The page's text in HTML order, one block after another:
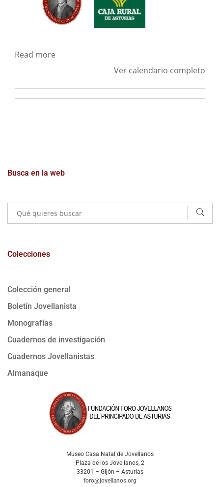
Busca en la web
Colecciones
Colección general
Boletín Jovellanista
Monografías
Cuadernos de investigación
Cuadernos Jovellanistas
Almanaque
Read more
Ver calendario completo
Museo Casa Natal de Jovellanos
Plaza de los Jovellanos, 2
33201 – Gijón – Asturias
foro@jovellanos.org